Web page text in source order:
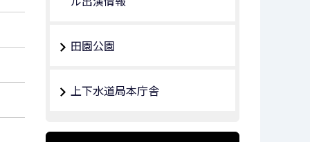
田園公園
上下水道局本庁舎